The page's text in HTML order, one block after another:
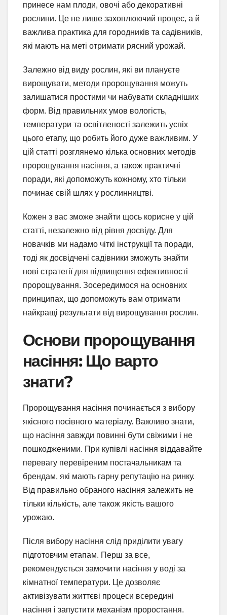
принесе нам плоди, овочі або декоративні
рослини. Це не лише захоплюючий процес, а й
важлива практика для городників та садівників,
які мають на меті отримати рясний урожай.
Залежно від виду рослин, які ви плануєте
вирощувати, методи пророщування можуть
залишатися простими чи набувати складніших
форм. Від правильних умов вологість,
температури та освітленості залежить успіх
цього етапу, що робить його дуже важливим. У
цій статті розглянемо кілька основних методів
пророщування насіння, а також практичні
поради, які допоможуть кожному, хто тільки
починає свій шлях у рослинництві.
Кожен з вас зможе знайти щось корисне у цій
статті, незалежно від рівня досвіду. Для
новачків ми надамо чіткі інструкції та поради,
тоді як досвідчені садівники зможуть знайти
нові стратегії для підвищення ефективності
пророщування. Зосередимося на основних
принципах, що допоможуть вам отримати
найкращі результати від вирощування рослин.
Основи пророщування
насіння: Що варто
знати?
Пророщування насіння починається з вибору
якісного посівного матеріалу. Важливо знати,
що насіння завжди повинні бути свіжими і не
пошкодженими. При купівлі насіння віддавайте
перевагу перевіреним постачальникам та
брендам, які мають гарну репутацію на ринку.
Від правильно обраного насіння залежить не
тільки кількість, але також якість вашого
урожаю.
Після вибору насіння слід приділити увагу
підготовчим етапам. Перш за все,
рекомендується замочити насіння у воді за
кімнатної температури. Це дозволяє
активізувати життєві процеси всередині
насіння і запустити механізм проростання.